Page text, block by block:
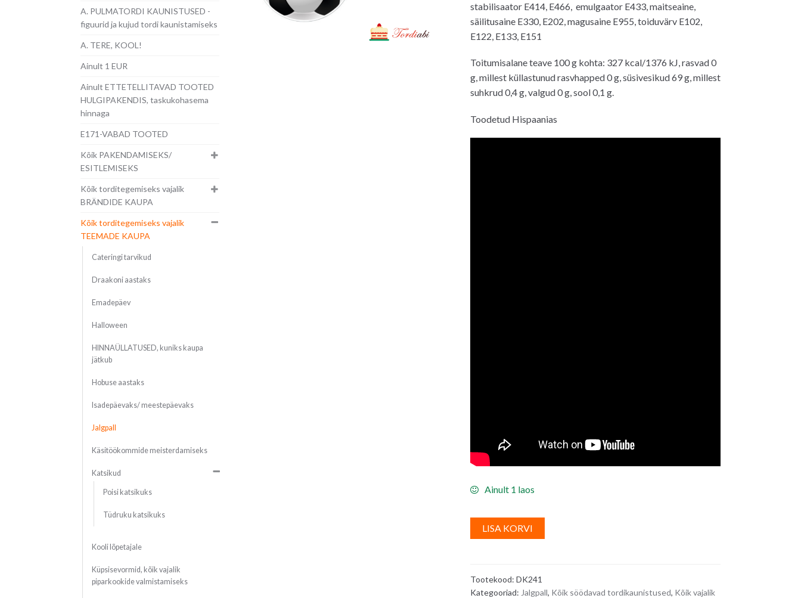
stabilisaator E414, E466, emulgaator E433, maitseaine,
säilitusaine E330, E202, magusaine E955, toiduvärv E102,
E122, E133, E151
Toitumisalane teave 100 g kohta: 327 kcal/1376 kJ, rasvad 0
g, millest küllastunud rasvhapped 0 g, süsivesikud 69 g, millest
suhkrud 0,4 g, valgud 0 g, sool 0,1 g.
Toodetud Hispaanias
Ainult 1 laos
LISA KORVI
l
Tootekood: DK241
Kategooriad: Jalgpall, Kõik söödavad tordikaunistused, Kõik vajalik
A. PULMATORDI KAUNISTUSED -
figuurid ja kujud tordi kaunistamiseks
A. TERE, KOOL!
Ainult 1 EUR
Ainult ETTETELLITAVAD TOOTED
HULGIPAKENDIS, taskukohasema
hinnaga
E171-VABAD TOOTED
Kõik PAKENDAMISEKS/
ESITLEMISEKS
Kõik torditegemiseks vajalik
BRÄNDIDE KAUPA
Kõik torditegemiseks vajalik
TEEMADE KAUPA
Cateringi tarvikud
Draakoni aastaks
Emadepäev
Halloween
HINNAÜLLATUSED, kuniks kaupa
jätkub
Hobuse aastaks
Isadepäevaks/ meestepäevaks
Jalgpall
Käsitöökommide meisterdamiseks
Katsikud
Poisi katsikuks
Tüdruku katsikuks
Kooli lõpetajale
Küpsisevormid, kõik vajalik
piparkookide valmistamiseks